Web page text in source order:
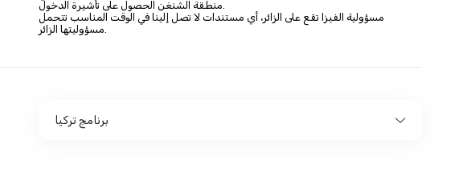
منطقة الشنغن الحصول على تأشيرة الدخول.
مسؤولية الفيزا تقع على الزائر، أي مستندات لا تصل إلينا في الوقت المناسب تتحمل
مسؤوليتها الزائر.
برنامج تركيا